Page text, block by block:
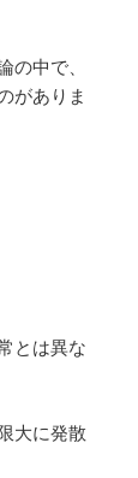
の中で、
がありま
とは異な
大に発散